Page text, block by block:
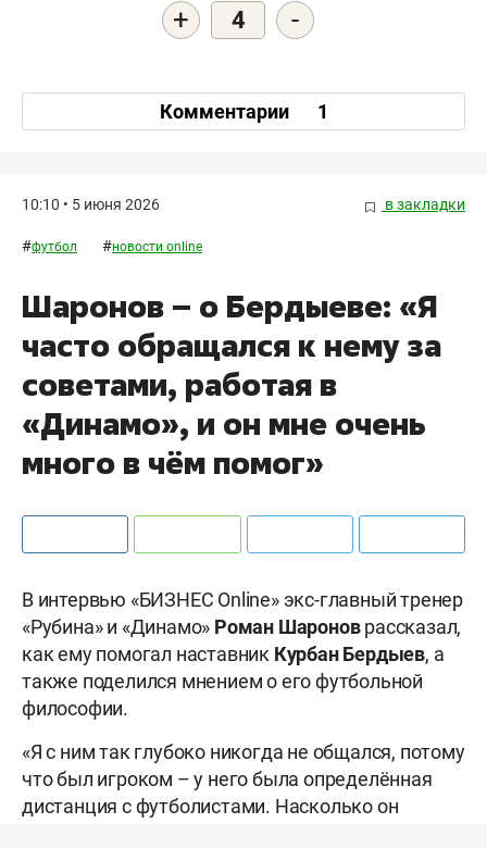
+ 4 -
Комментарии 1
10:10 • 5 июня 2026 в закладки
#футбол #новости online
Шаронов – о Бердыеве: «Я
часто обращался к нему за
советами, работая в
«Динамо», и он мне очень
много в чём помог»
В интервью «БИЗНЕС Online» экс-главный тренер
«Рубина» и «Динамо» Роман Шароноврассказал,
как ему помогал наставник Курбан Бердыев, а
также поделился мнением о его футбольной
философии.
«Я с ним так глубоко никогда не общался, потому
что был игроком – у него была определённая
дистанция с футболистами. Насколько он